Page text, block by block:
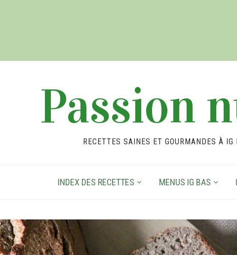
Passion
RECETTES SAINES ET GOURMANDES À
INDEX DES RECETTES MENUS IG BAS